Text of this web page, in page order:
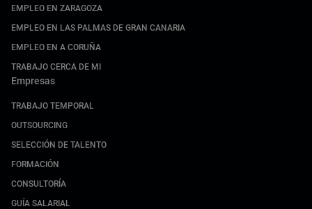
EMPLEO EN ZARAGOZA
EMPLEO EN LAS PALMAS DE GRAN CANARIA
EMPLEO EN A CORUÑA
TRABAJO CERCA DE MI
Empresas
TRABAJO TEMPORAL
OUTSOURCING
SELECCIÓN DE TALENTO
FORMACIÓN
CONSULTORÍA
GUÍA SALARIAL